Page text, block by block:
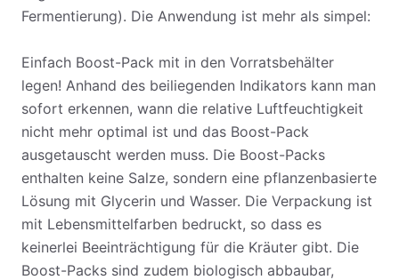
Fermentierung). Die Anwendung ist mehr als simpel:
Einfach Boost-Pack mit in den Vorratsbehälter
legen! Anhand des beiliegenden Indikators kann man
sofort erkennen, wann die relative Luftfeuchtigkeit
nicht mehr optimal ist und das Boost-Pack
ausgetauscht werden muss. Die Boost-Packs
enthalten keine Salze, sondern eine pflanzenbasierte
Lösung mit Glycerin und Wasser. Die Verpackung ist
mit Lebensmittelfarben bedruckt, so dass es
keinerlei Beeinträchtigung für die Kräuter gibt. Die
Boost-Packs sind zudem biologisch abbaubar,